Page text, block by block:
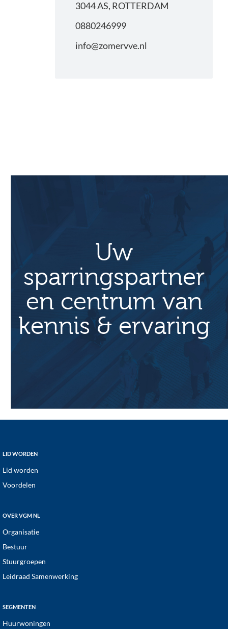
3044 AS, ROTTERDAM
0880246999
info@zomervve.nl
Uw
sparringspartner
en centrum van
kennis & ervaring
Footer
LID WORDEN
Lid worden
Voordelen
OVER VGM NL
Organisatie
Bestuur
Stuurgroepen
Leidraad Samenwerking
SEGMENTEN
Huurwoningen